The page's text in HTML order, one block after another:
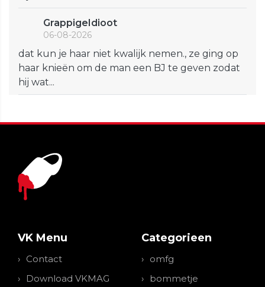
GrappigeIdioot
06-08-2026
dat kun je haar niet kwalijk nemen., ze ging op
haar knieën om de man een BJ te geven zodat
hij wat...
VK Menu
Contact
Download VKMAG
Categorieen
omfg
bommetje